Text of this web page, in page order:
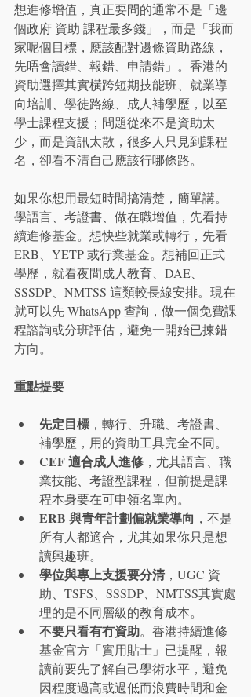
想進修增值，真正要問的通常不是「邊
個政府 資助 課程最多錢」，而是「我而
家呢個目標，應該配對邊條資助路線，
先唔會讀錯、報錯、申請錯」。香港的
資助選擇其實橫跨短期技能班、就業導
向培訓、學徒路線、成人補學歷，以至
學士課程支援；問題從來不是資助太
少，而是資訊太散，很多人只見到課程
名，卻看不清自己應該行哪條路。
如果你想用最短時間搞清楚，簡單講。
學語言、考證書、做在職增值，先看持
續進修基金。想快些就業或轉行，先看
ERB、YETP 或行業基金。想補回正式
學歷，就看夜間成人教育、DAE、
SSSDP、NMTSS 這類較長線安排。現在
就可以先 WhatsApp 查詢，做一個免費課
程諮詢或分班評估，避免一開始已揀錯
方向。
重點提要
先定目標 ，轉行、升職、考證書、
補學歷，用的資助工具完全不同。
CEF 適合成人進修 ，尤其語言、職
業技能、考證型課程，但前提是課
程本身要在可申領名單內。
ERB 與青年計劃偏就業導向 ，不是
所有人都適合，尤其如果你只是想
讀興趣班。
學位與專上支援要分清 ，UGC 資
助、TSFS、SSSDP、NMTSS其實處
理的是不同層級的教育成本。
不要只看有冇資助。香港持續進修
基金官方「實用貼士」已提醒，報
讀前要先了解自己學術水平，避免
因程度過高或過低而浪費時間和金